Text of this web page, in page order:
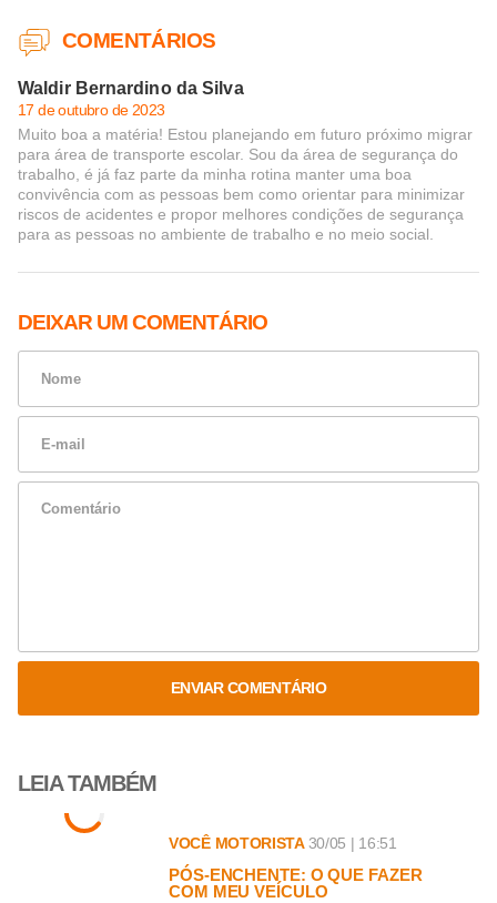
COMENTÁRIOS
Waldir Bernardino da Silva
17 de outubro de 2023
Muito boa a matéria! Estou planejando em futuro próximo migrar
para área de transporte escolar. Sou da área de segurança do
trabalho, é já faz parte da minha rotina manter uma boa
convivência com as pessoas bem como orientar para minimizar
riscos de acidentes e propor melhores condições de segurança
para as pessoas no ambiente de trabalho e no meio social.
DEIXAR UM COMENTÁRIO
ENVIAR COMENTÁRIO
LEIA TAMBÉM
VOCÊ MOTORISTA30/05 | 16:51
PÓS-ENCHENTE: O QUE FAZER
COM MEU VEÍCULO